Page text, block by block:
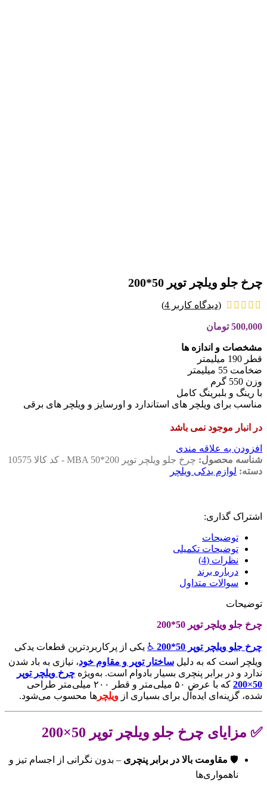
چرخ جلو ویلچر توپر 50*200
(دیدگاه کاربر 4
)
500,000 تومان
مشخصات و اندازه ها
قطر 190 میلیمتر
ضخامت 55 میلیمتر
وزن 550 گرم
با رینگ و بلبرینگ کامل
مناسب برای ویلچر های استاندارد و اورسایز و ویلچر های برقی
در انبار موجود نمی باشد
افزودن به علاقه مندی
شناسه محصول: چرخ جلو ویلچر توپر MBA 50*200 - کد کالا 10575
دسته: لوازم یدکی ویلچر
اشتراک گذاری:
توضیحات
توضیحات تکمیلی
نظرات (4)
درباره برند
سوالات متداول
توضیحات
چرخ جلو ویلچر توپر 50*200
چرخ جلو ویلچر توپر 50*200 ♿ یکی از پرکاربردترین قطعات یدکی
ویلچر است که به دلیل ساختار توپر و مقاوم خود، نیازی به باد شدن
ندارد و در برابر پنچری بسیار بادوام است. به‌ویژه چرخ ویلچر توپر
50×200
که با عرض ۵۰ میلی‌متر و قطر ۲۰۰ میلی‌متر طراحی
شده، گزینه‌ای ایده‌آل برای بسیاری از ویلچر ها محسوب می‌شود.
✅ مزایای چرخ جلو ویلچر توپر 50×200
🛡️ مقاومت بالا در برابر پنچری – بدون نگرانی از اجسام تیز و
ناهمواری‌ها